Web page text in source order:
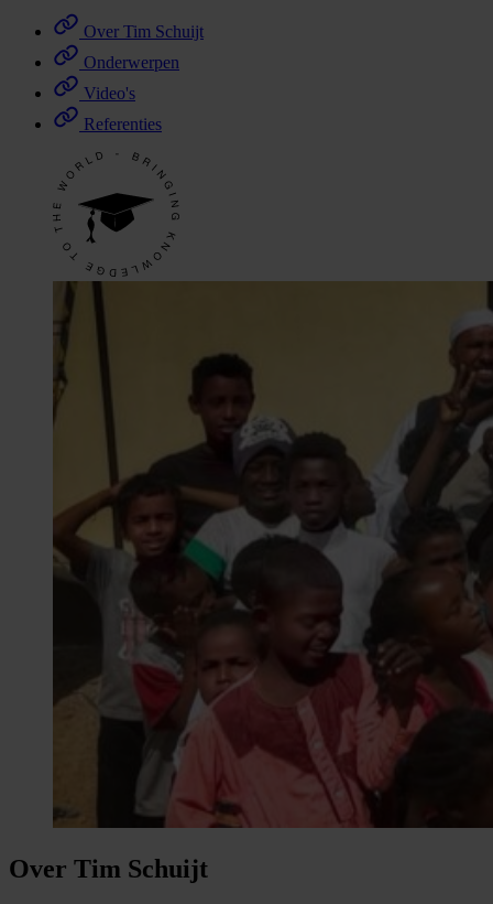
Over Tim Schuijt
Onderwerpen
Video's
Referenties
Over Tim Schuijt